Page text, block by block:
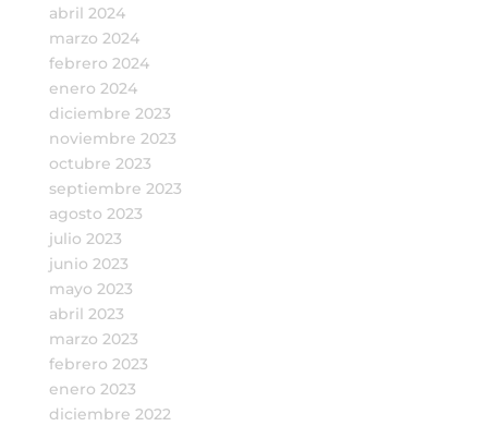
abril 2024
marzo 2024
febrero 2024
enero 2024
diciembre 2023
noviembre 2023
octubre 2023
septiembre 2023
agosto 2023
julio 2023
junio 2023
mayo 2023
abril 2023
marzo 2023
febrero 2023
enero 2023
diciembre 2022